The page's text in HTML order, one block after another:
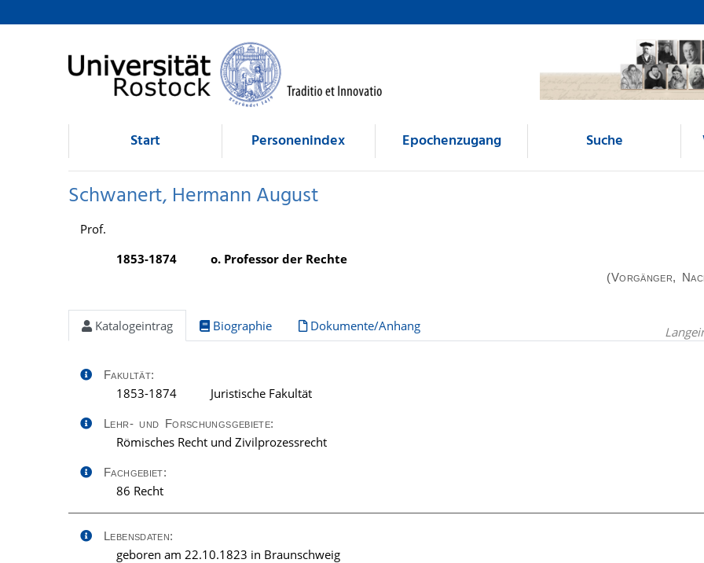
Schwanert, Hermann August
direkt zum Inhalt
Start Personenindex Epochenzugang Suche
Schwanert, Hermann August
Prof.
1853-1874
o. Professor der Rechte
(Vorgänger,
Katalogeintrag Biographie Dokumente/Anhang
Fakultät:
1853-1874 Juristische Fakultät
Lehr- und Forschungsgebiete:
Römisches Recht und Zivilprozessrecht
Fachgebiet:
86 Recht
Lebensdaten:
geboren am 22.10.1823 in Braunschweig